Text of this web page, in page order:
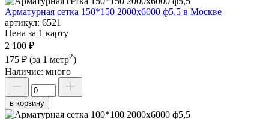
Арматурная сетка 150*150 2000х6000 ф5,5 в Москве
артикул: 6521
Цена за 1 карту
2 100 ₽
175 ₽ (за 1 метр2)
Наличие: много
в корзину